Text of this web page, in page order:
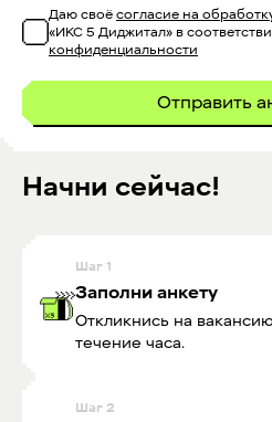
Даю своё согласие на
«ИКС 5 Диджитал» в
конфиденциальности
Отправить
Начни сейчас!
Шаг 1
Заполни анкету
Откликнись на
течение часа.
Шаг 2